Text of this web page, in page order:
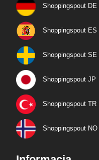
Shoppingspout DE
Shoppingspout ES
Shoppingspout SE
Shoppingspout JP
Shoppingspout TR
Shoppingspout NO